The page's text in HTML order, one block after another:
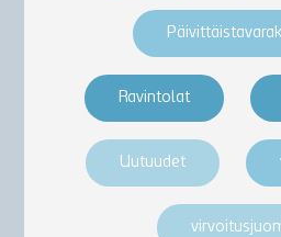
Ravintolat
Uutuudet